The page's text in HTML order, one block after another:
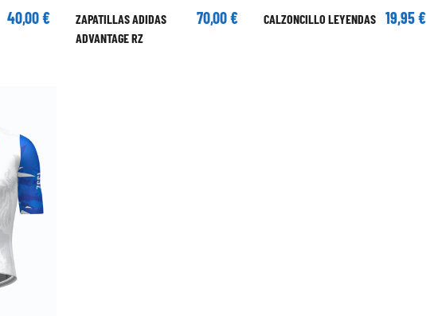
40,00 €
ZAPATILLAS ADIDAS
ADVANTAGE RZ
70,00 € CALZONCILLO LEYENDAS 19,95 €